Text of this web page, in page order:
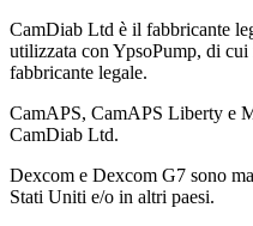
CamDiab Ltd è il fabbricante
utilizzata con YpsoPump, di
fabbricante legale.
CamAPS, CamAPS Liberty e
CamDiab Ltd.
Dexcom e Dexcom G7 sono
Stati Uniti e/o in altri paesi.